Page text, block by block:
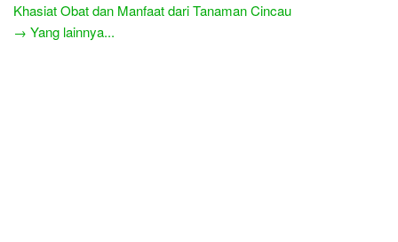
Khasiat Obat dan Manfaat dari Tanaman Cincau
→ Yang lainnya...